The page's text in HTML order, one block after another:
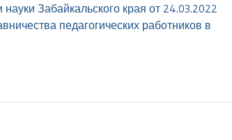
Забайкальского края от 24.03.2022
педагогических работников в